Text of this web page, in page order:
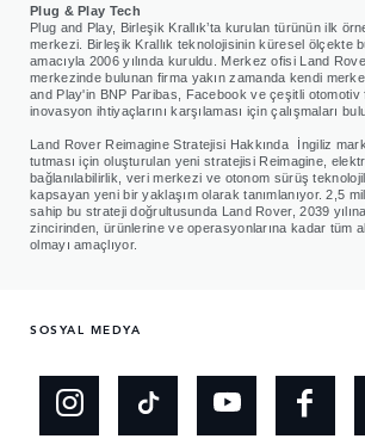
Plug & Play Tech
Plug and Play, Birleşik Krallık’ta kurulan türünün ilk
merkezi. Birleşik Krallık teknolojisinin küresel ölçekte
amacıyla 2006 yılında kuruldu. Merkez ofisi Land
merkezinde bulunan firma yakın zamanda kendi
and Play'in BNP Paribas, Facebook ve çeşitli otomotiv
inovasyon ihtiyaçlarını karşılaması için çalışmaları
Land Rover Reimagine Stratejisi Hakkında İngiliz
tutması için oluşturulan yeni stratejisi Reimagine,
bağlanılabilirlik, veri merkezi ve otonom sürüş
kapsayan yeni bir yaklaşım olarak tanımlanıyor. 2,5
sahip bu strateji doğrultusunda Land Rover, 2039
zincirinden, ürünlerine ve operasyonlarına kadar tüm
olmayı amaçlıyor.
SOSYAL MEDYA